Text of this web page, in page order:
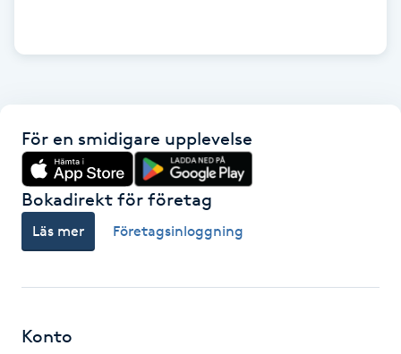
Hyperhidros
Hårborttagning
Hårbottenbehandling
Hårförlängning
Hälsa
För en smidigare upplevelse
Bokadirekt för företag
Läs mer Företagsinloggning
Konto